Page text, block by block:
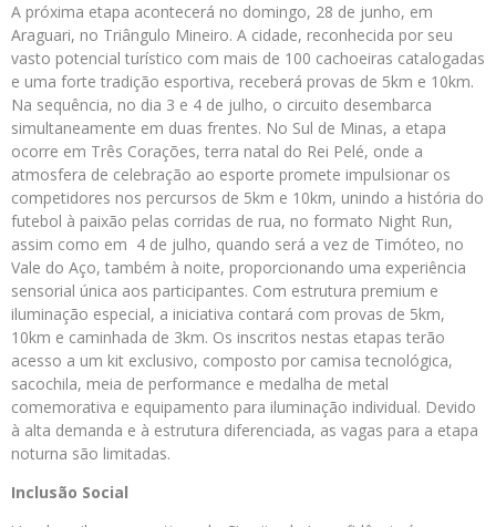
A próxima etapa acontecerá no domingo, 28 de junho, em
Araguari, no Triângulo Mineiro. A cidade, reconhecida por seu
vasto potencial turístico com mais de 100 cachoeiras catalogadas
e uma forte tradição esportiva, receberá provas de 5km e 10km.
Na sequência, no dia 3 e 4 de julho, o circuito desembarca
simultaneamente em duas frentes. No Sul de Minas, a etapa
ocorre em Três Corações, terra natal do Rei Pelé, onde a
atmosfera de celebração ao esporte promete impulsionar os
competidores nos percursos de 5km e 10km, unindo a história do
futebol à paixão pelas corridas de rua, no formato Night Run,
assim como em 4 de julho, quando será a vez de Timóteo, no
Vale do Aço, também à noite, proporcionando uma experiência
sensorial única aos participantes. Com estrutura premium e
iluminação especial, a iniciativa contará com provas de 5km,
10km e caminhada de 3km. Os inscritos nestas etapas terão
acesso a um kit exclusivo, composto por camisa tecnológica,
sacochila, meia de performance e medalha de metal
comemorativa e equipamento para iluminação individual. Devido
à alta demanda e à estrutura diferenciada, as vagas para a etapa
noturna são limitadas.
Inclusão Social